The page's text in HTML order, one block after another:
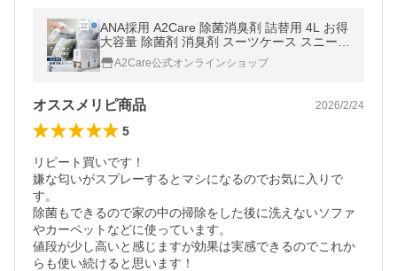
ANA採用 A2Care 除菌消臭剤 詰替用 4L お得
大容量 除菌剤 消臭剤 スーツケース スニーカ
ー 部屋 部屋干し臭 ペット 無香料 無臭 強力
日本製 アルコールフリー
A2Care公式オンラインショップ
オススメリピ商品 2026/2/24
5
リピート買いです！
嫌な匂いがスプレーするとマシになるのでお気に入りで
す。
除菌もできるので家の中の掃除をした後に洗えないソファ
やカーペットなどに使っています。
値段が少し高いと感じますが効果は実感できるのでこれか
らも使い続けると思います！